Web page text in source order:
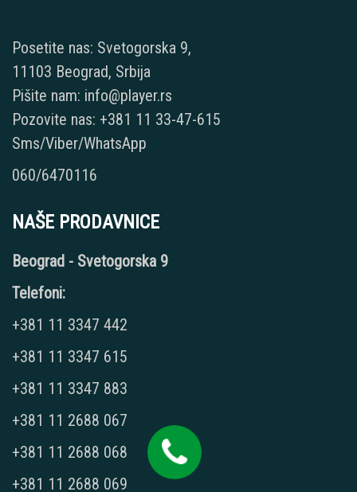
Posetite nas: Svetogorska 9,
11103 Beograd, Srbija
Pišite nam: info@player.rs
Pozovite nas: +381 11 33-47-615
Sms/Viber/WhatsApp
060/6470116
NAŠE PRODAVNICE
Beograd - Svetogorska 9
Telefoni:
+381 11 3347 442
+381 11 3347 615
+381 11 3347 883
+381 11 2688 067
+381 11 2688 068
+381 11 2688 069